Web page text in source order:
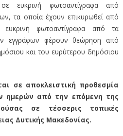
ευκρινή φωτοαντίγραφα από
τα οποία έχουν επικυρωθεί από
φωτοαντίγραφα από τα
εγγράφων φέρουν θεώρηση από
και του ευρύτερου δημόσιου
σε αποκλειστική προθεσμία
ημερών από την επόμενη της
σε τέσσερις τοπικές
Δυτικής Μακεδονίας.